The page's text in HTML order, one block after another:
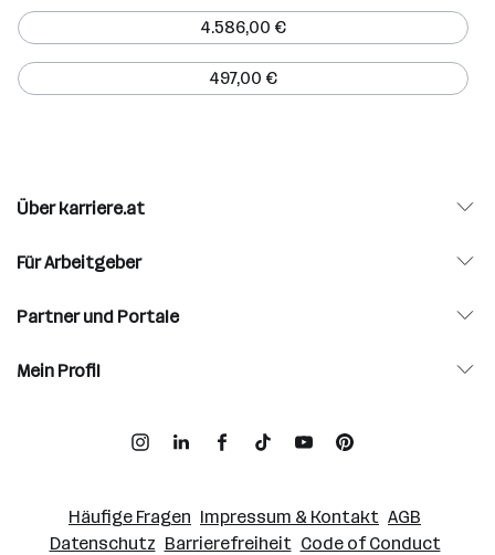
4.586,00 €
497,00 €
Über karriere.at
Für Arbeitgeber
Partner und Portale
Mein Profil
Häufige Fragen Impressum & Kontakt AGB
Datenschutz Barrierefreiheit Code of Conduct